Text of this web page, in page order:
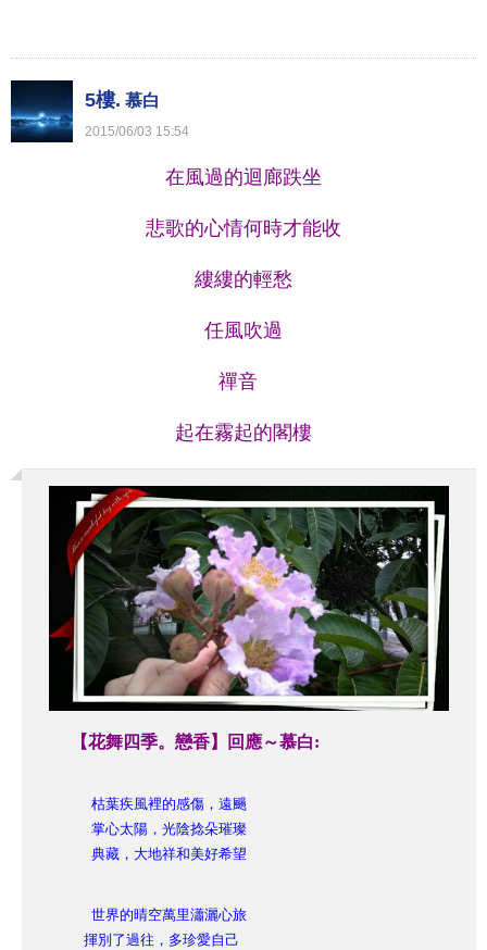
5樓. 慕白
2015/06/03 15:54
在風過的迴廊跌坐
悲歌的心情何時才能收
縷縷的輕愁
任風吹過
禪音
起在霧起的閣樓
【花舞四季。戀香】回應～慕白:
枯葉疾風裡的感傷，遠颺
掌心太陽，光陰捻朵璀璨
典藏，大地祥和美好希望
世界的晴空萬里瀟灑心旅
揮別了過往，多珍愛自己